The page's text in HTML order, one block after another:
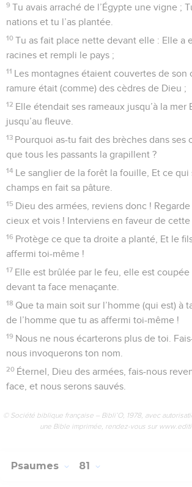
9 Tu avais arraché de l’Égypte une vigne ;
nations et tu l’as plantée.
10 Tu as fait place nette devant elle : Elle a
racines et rempli le pays ;
11 Les montagnes étaient couvertes de son
ramure était (comme) des cèdres de Dieu ;
12 Elle étendait ses rameaux jusqu’à la mer
jusqu’au fleuve.
13 Pourquoi as-tu fait des brèches dans ses
que tous les passants la grapillent ?
14 Le sanglier de la forêt la fouille, Et ce qui
champs en fait sa pâture.
15 Dieu des armées, reviens donc !
cieux et vois ! Interviens en faveur de cette
16 Protège ce que ta droite a planté, Et le
affermi toi-même !
17 Elle est brûlée par le feu, elle est coupée
devant ta face menaçante.
18 Que ta main soit sur l’homme (qui est) à
de l’homme que tu as affermi toi-même !
19 Nous ne nous écarterons plus de toi.
nous invoquerons ton nom.
20 Éternel, Dieu des armées, fais-nous
face, et nous serons sauvés.
© Société biblique française – Bibli’O, 1978, avec
une Bible imprimée, rendez-vous sur
Psaumes 81